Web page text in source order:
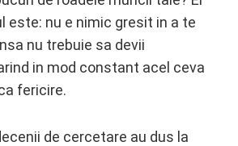
este: nu e nimic gresit in a te
nu trebuie sa devii
in mod constant acel ceva
fericire.
de cercetare au dus la